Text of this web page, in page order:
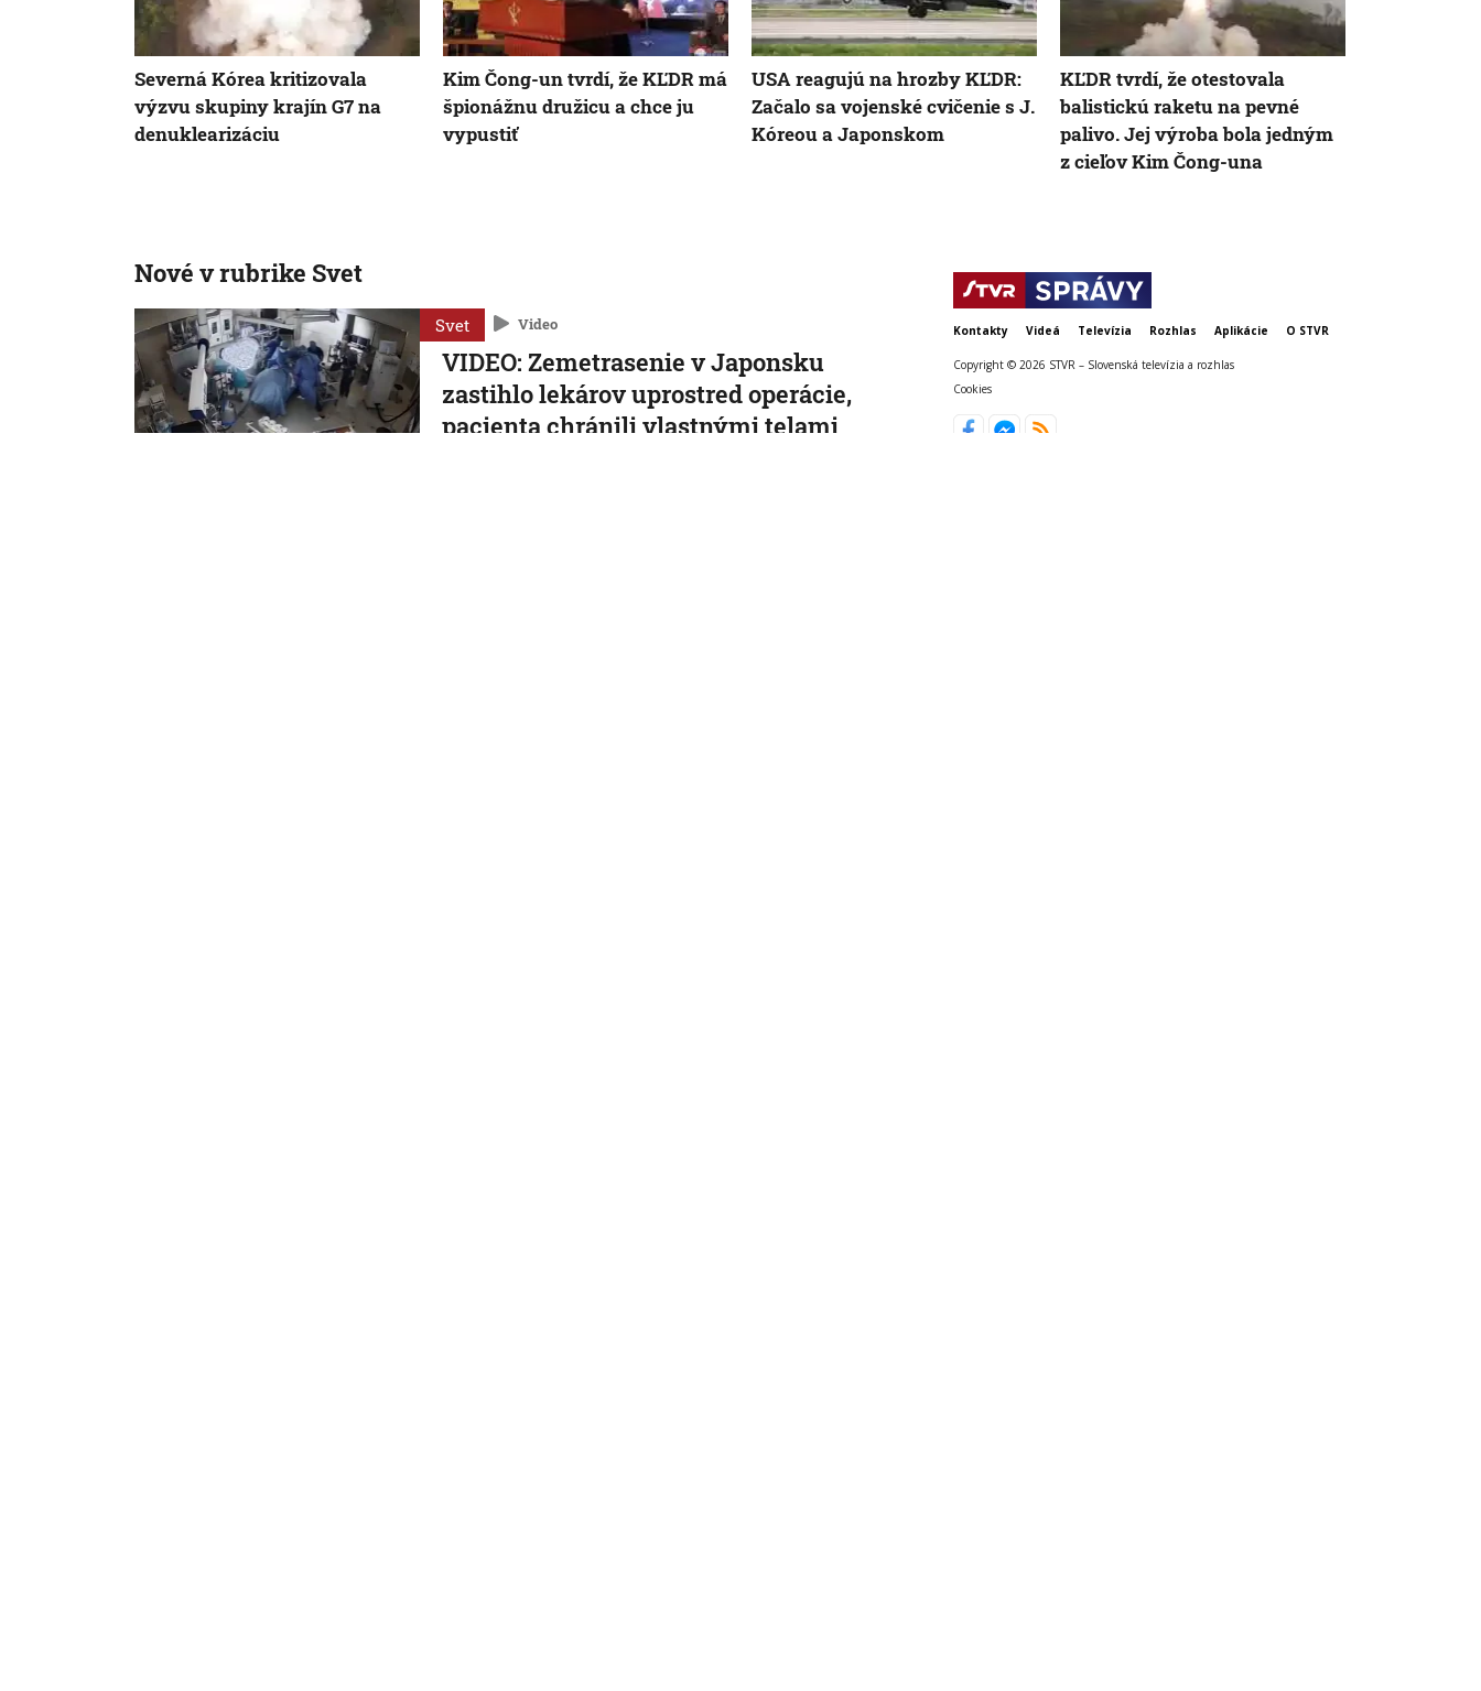
Severná Kórea kritizovala
výzvu skupiny krajín G7 na
denuklearizáciu
Kim Čong-un tvrdí, že KĽDR má
špionážnu družicu a chce ju
vypustiť
USA reagujú na hrozby KĽDR:
Začalo sa vojenské cvičenie s J.
Kóreou a Japonskom
KĽDR tvrdí, že otestovala
balistickú raketu na pevné
palivo. Jej výroba bola jedným
z cieľov Kim Čong-una
Nové v rubrike Svet
Svet Video
VIDEO: Zemetrasenie v Japonsku
zastihlo lekárov uprostred operácie,
pacienta chránili vlastnými telami
Kontakty Videá Televízia Rozhlas Aplikácie O STVR
Copyright © 2026 STVR – Slovenská televízia a rozhlas
Cookies